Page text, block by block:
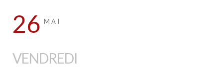
26 MAI
VENDREDI